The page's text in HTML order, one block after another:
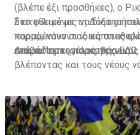
(βλέπε έξι προσθήκες), ο
διατεθειμένος να
κορμό, κάνοντας κάποιες
απαραίτητες παρεμβάσεις.
Στο φιλικό με τη Δόξα οι
παραμένουν οι ίδιες
ενώ ο Πορτογάλος τεχνικός
βλέποντας και τους νέους
Διαβάστε περισσότεραΕΔΩ.